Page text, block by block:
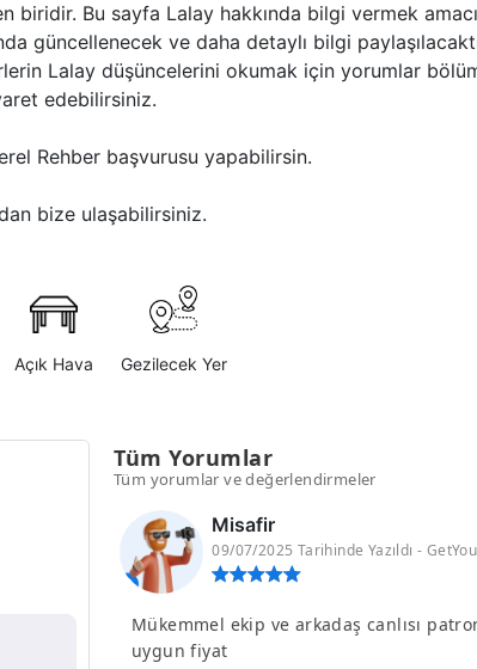
biridir. Bu sayfa Lalay hakkında bilgi vermek
güncellenecek ve daha detaylı bilgi
Lalay düşüncelerini okumak için yorumlar
edebilirsiniz.
Rehber başvurusu yapabilirsin.
bize ulaşabilirsiniz.
Açık Hava Gezilecek Yer
Tüm Yorumlar
Tüm yorumlar ve değerlendirmeler
Misafir
09/07/2025 Tarihinde Yazıldı -
Mükemmel ekip ve arkadaş canlısı
uygun fiyat